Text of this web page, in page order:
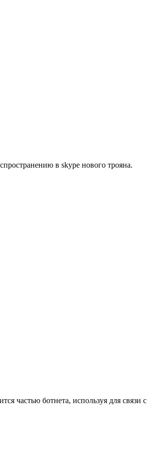
в skype нового трояна.
частью ботнета, используя для связи с